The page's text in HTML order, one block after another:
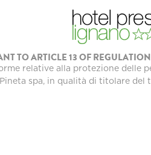
TO ARTICLE 13 OF
relative alla protezione
spa, in qualità di titolare